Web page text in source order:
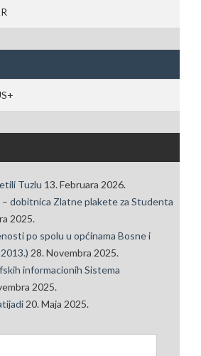
Tuzlu 13. Februara 2026.
dobitnica Zlatne plakete za Studenta
2025.
po spolu u općinama Bosne i
28. Novembra 2025.
informacionih Sistema
2025.
20. Maja 2025.